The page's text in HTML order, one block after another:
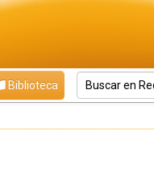
Biblioteca